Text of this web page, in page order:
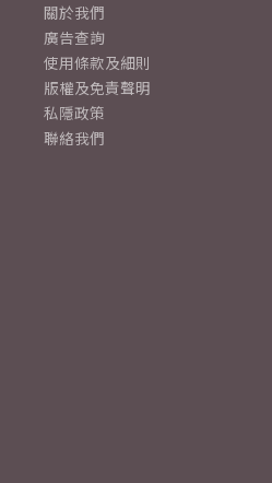
關於我們
廣告查詢
使用條款及細則
版權及免責聲明
私隱政策
聯絡我們